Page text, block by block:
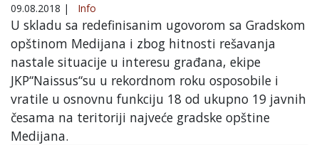
09.08.2018 | Info
U skladu sa redefinisanim ugovorom sa Gradskom
opštinom Medijana i zbog hitnosti rešavanja
nastale situacije u interesu građana, ekipe
JKP“Naissus“su u rekordnom roku osposobile i
vratile u osnovnu funkciju 18 od ukupno 19 javnih
česama na teritoriji najveće gradske opštine
Medijana.